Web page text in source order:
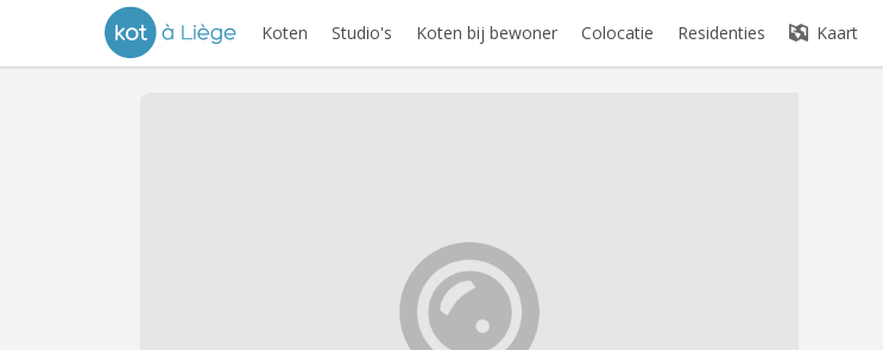
Koten Studio's Koten bij bewoner Colocatie Residenties Kaart